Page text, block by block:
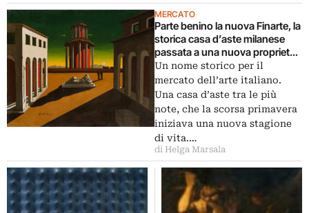
MERCATO
Parte benino la nuova Finarte, la
storica casa d’aste milanese
passata a una nuova proprietà.
Ecco i dati della prima asta di
contemporaneo
Un nome storico per il
mercato dell’arte italiano.
Una casa d’aste tra le più
note, che la scorsa primavera
iniziava una nuova stagione
di vita.…
di Helga Marsala